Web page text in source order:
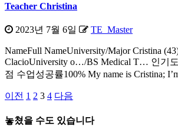
Teacher Christina
2023년 7월 6일 TE_Master
NameFull NameUniversity/Major Cristina
ClacioUniversity o…/BS Medical T… 인
점 수업성공률100% My name is Cristina;
글
페
이전 1 2 3 4 다음
놓쳤을 수도 있습니다